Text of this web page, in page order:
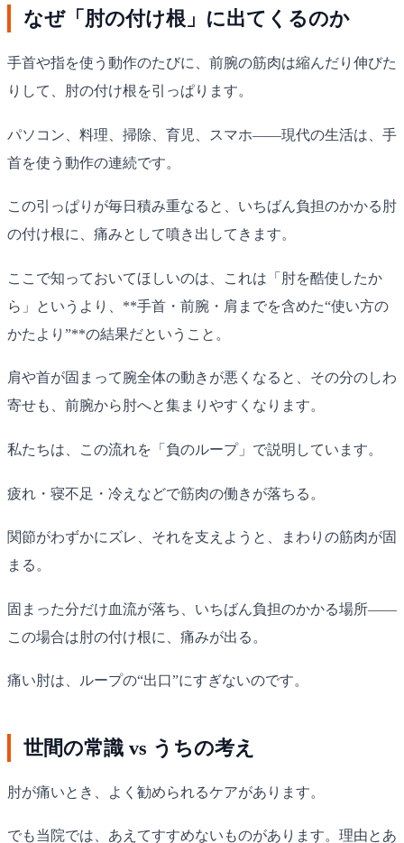
なぜ「肘の付け根」に出てくるのか
手首や指を使う動作のたびに、前腕の筋肉は縮んだり伸びた
りして、肘の付け根を引っぱります。
パソコン、料理、掃除、育児、スマホ——現代の生活は、手
首を使う動作の連続です。
この引っぱりが毎日積み重なると、いちばん負担のかかる肘
の付け根に、痛みとして噴き出してきます。
ここで知っておいてほしいのは、これは「肘を酷使したか
ら」というより、**手首・前腕・肩までを含めた“使い方の
かたより”**の結果だということ。
肩や首が固まって腕全体の動きが悪くなると、その分のしわ
寄せも、前腕から肘へと集まりやすくなります。
私たちは、この流れを「負のループ」で説明しています。
疲れ・寝不足・冷えなどで筋肉の働きが落ちる。
関節がわずかにズレ、それを支えようと、まわりの筋肉が固
まる。
固まった分だけ血流が落ち、いちばん負担のかかる場所——
この場合は肘の付け根に、痛みが出る。
痛い肘は、ループの“出口”にすぎないのです。
世間の常識 vs うちの考え
肘が痛いとき、よく勧められるケアがあります。
でも当院では、あえてすすめないものがあります。理由とあ